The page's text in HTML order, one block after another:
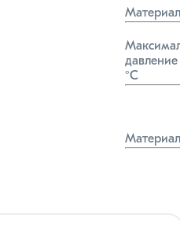
°C
Материал